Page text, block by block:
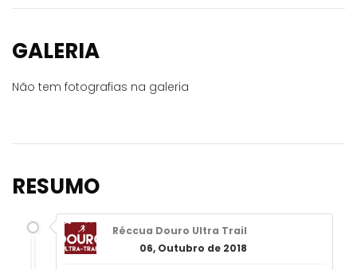
GALERIA
Não tem fotografias na galeria
RESUMO
Réccua Douro Ultra Trail
06, Outubro de 2018